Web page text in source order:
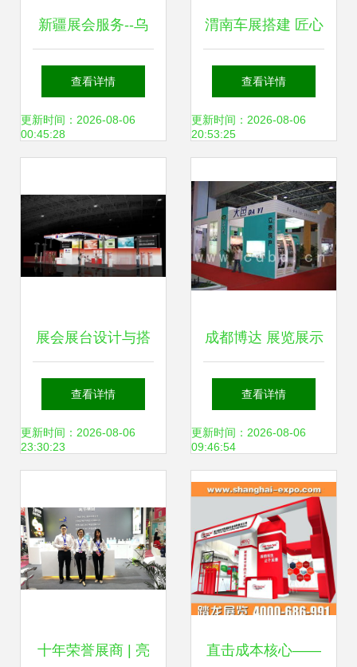
新疆展会服务--乌
鲁木齐诚和缘会展
服务-首商网
查看详情
更新时间：2026-08-06
00:45:28
渭南车展搭建 匠心
服务演绎品牌魅力
查看详情
更新时间：2026-08-06
20:53:25
展会展台设计与搭
建服务 打造品牌舞
台的关键
查看详情
更新时间：2026-08-06
23:30:23
成都博达 展览展示
服务的行业标杆与
现代诠释
查看详情
更新时间：2026-08-06
09:46:54
十年荣誉展商 | 亮 直击成本核心——